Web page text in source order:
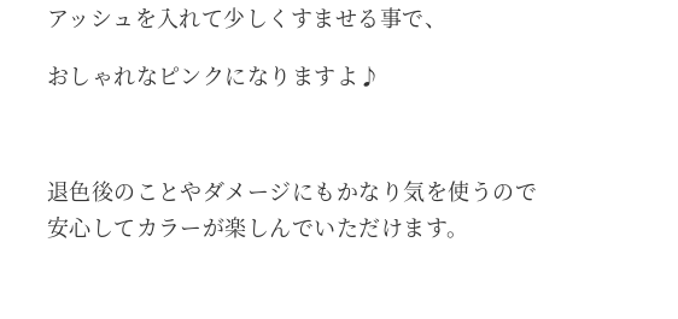
アッシュを入れて少しくすませる事で、
おしゃれなピンクになりますよ♪
退色後のことやダメージにもかなり気を使うので
安心してカラーが楽しんでいただけます。